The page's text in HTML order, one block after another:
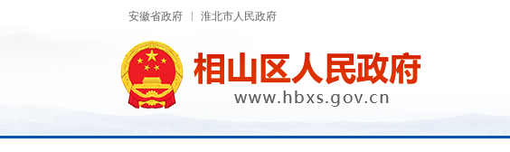
安徽省政府 淮北市人民政府